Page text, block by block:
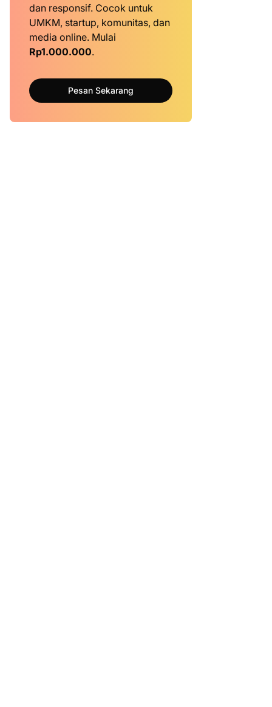
dan responsif. Cocok untuk
UMKM, startup, komunitas, dan
media online. Mulai
Rp1.000.000.
Pesan Sekarang